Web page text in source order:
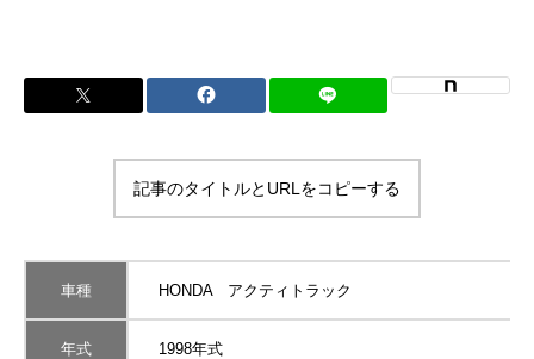
記事のタイトルとURLをコピーする
車種 HONDA アクティトラック
年式 1998年式